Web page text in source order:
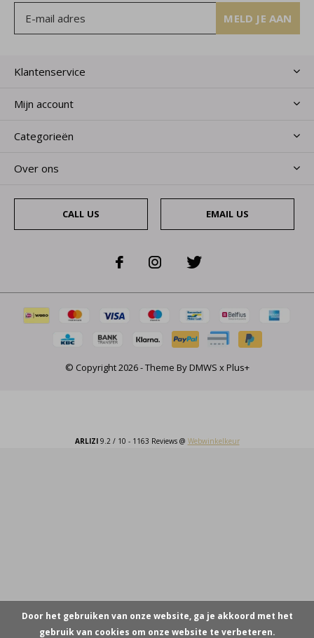
MELD JE AAN
Klantenservice
Mijn account
Categorieën
Over ons
CALL US EMAIL US
© Copyright2026- Theme ByDMWS xPlus+
ARLIZI9.2/ 10 - 1163 Reviews @ Webwinkelkeur
Door het gebruiken van onze website, ga je akkoord met het
gebruik van cookies om onze website te verbeteren.